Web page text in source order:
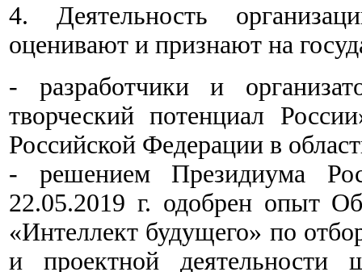
4. Деятельность
оценивают и признают на
- разработчики и
творческий потенциал
Российской Федерации в
- решением Президиума
22.05.2019 г. одобрен опыт
«Интеллект будущего» по
и проектной деятельности